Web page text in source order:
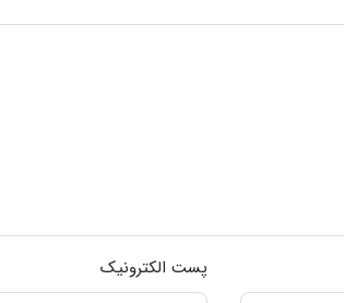
پست الکترونیک